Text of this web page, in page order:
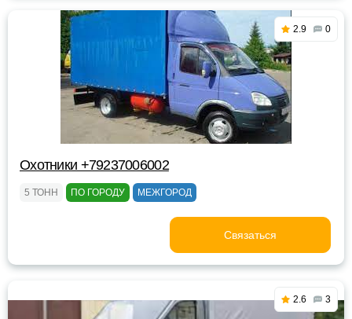
2.9 0
Охотники +79237006002
5 ТОНН ПО ГОРОДУ МЕЖГОРОД
Связаться
2.6 3